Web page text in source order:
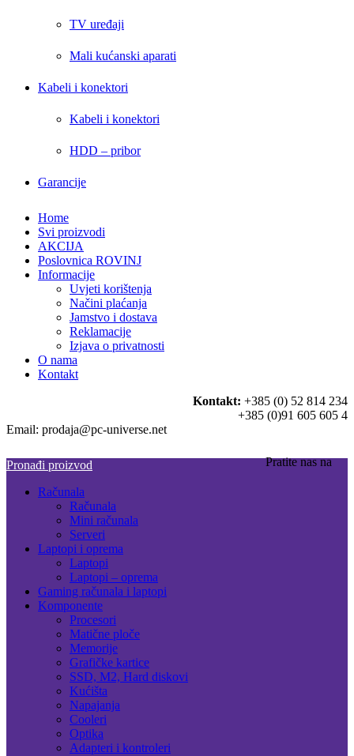
TV uređaji
Mali kućanski aparati
Kabeli i konektori
Kabeli i konektori
HDD – pribor
Garancije
Home
Svi proizvodi
AKCIJA
Poslovnica ROVINJ
Informacije
Uvjeti korištenja
Načini plaćanja
Jamstvo i dostava
Reklamacije
Izjava o privatnosti
O nama
Kontakt
Kontakt: +385 (0) 52 814 234
+385 (0)91 605 605 4
Email: prodaja@pc-universe.net
Pratite nas na
Pronađi proizvod
Računala
Računala
Mini računala
Serveri
Laptopi i oprema
Laptopi
Laptopi – oprema
Gaming računala i laptopi
Komponente
Procesori
Matične ploče
Memorije
Grafičke kartice
SSD, M2, Hard diskovi
Kućišta
Napajanja
Cooleri
Optika
Adapteri i kontroleri